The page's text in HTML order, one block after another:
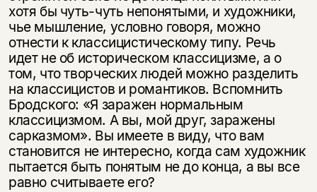
хотя бы чуть-чуть непонятыми, и художники,
чье мышление, условно говоря, можно
отнести к классицистическому типу. Речь
идет не об историческом классицизме, а о
том, что творческих людей можно разделить
на классицистов и романтиков. Вспомнить
Бродского: «Я заражен нормальным
классицизмом. А вы, мой друг, заражены
сарказмом». Вы имеете в виду, что вам
становится не интересно, когда сам художник
пытается быть понятым не до конца, а вы все
равно считываете его?